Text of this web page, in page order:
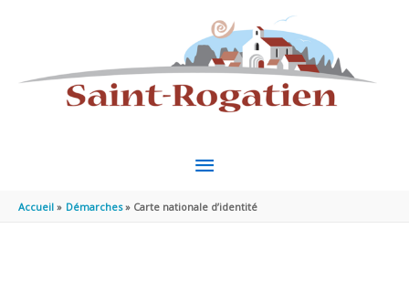
MENU
PRINCIPAL
Accueil Démarches Carte nationale d’identité